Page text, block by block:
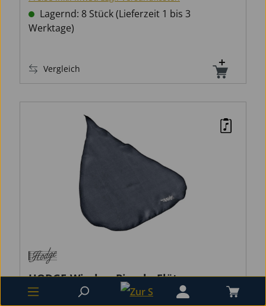
Lagernd: 8 Stück (Lieferzeit 1 bis 3
Werktage)
Vergleich
HODGE-Wischer Piccolo-Flöte